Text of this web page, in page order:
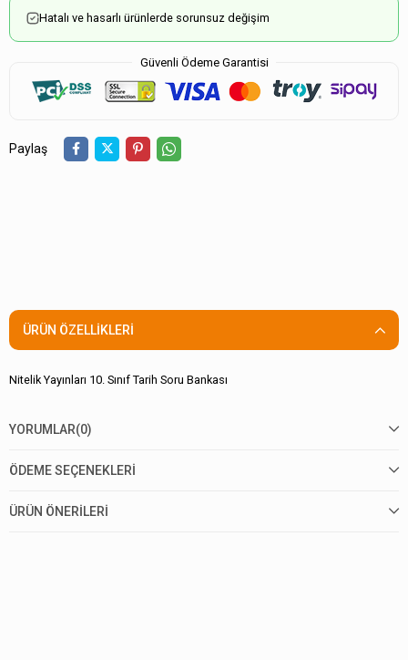
Hatalı ve hasarlı ürünlerde sorunsuz değişim
Güvenli Ödeme Garantisi
Paylaş
ÜRÜN ÖZELLIKLERI
Nitelik Yayınları 10. Sınıf Tarih Soru Bankası
YORUMLAR(0)
ÖDEME SEÇENEKLERI
ÜRÜN ÖNERILERI